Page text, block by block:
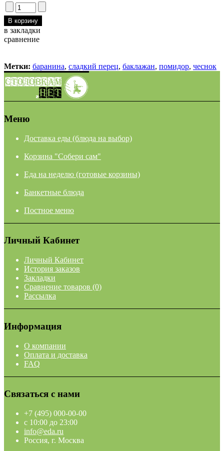
в закладки
сравнение
Метки: баранина, сладкий перец, баклажан, помидор, чеснок
Меню
Доставка еды (блюда на выбор)
Корзина "Собери сам"
Еда на неделю (готовые корзины)
Банкетные блюда
Постное меню
Личный Кабинет
Личный Кабинет
История заказов
Закладки
Сравнение товаров (0)
Рассылка
Информация
О компании
Оплата и доставка
FAQ
Связаться с нами
+7 (495) 000-00-00
c 10:00 до 23:00
info@eda.ru
Россия, г. Москва